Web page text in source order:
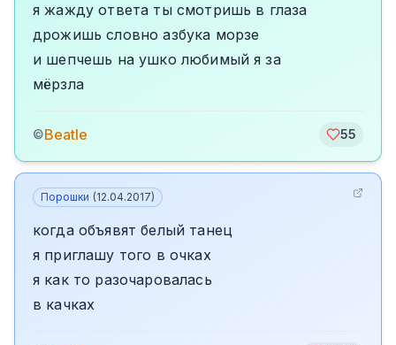
я жажду ответа ты смотришь в глаза
дрожишь словно азбука морзе
и шепчешь на ушко любимый я за
мёрзла
©Beatle 55
Порошки (12.04.2017)
когда объявят белый танец
я приглашу того в очках
я как то разочаровалась
в качках